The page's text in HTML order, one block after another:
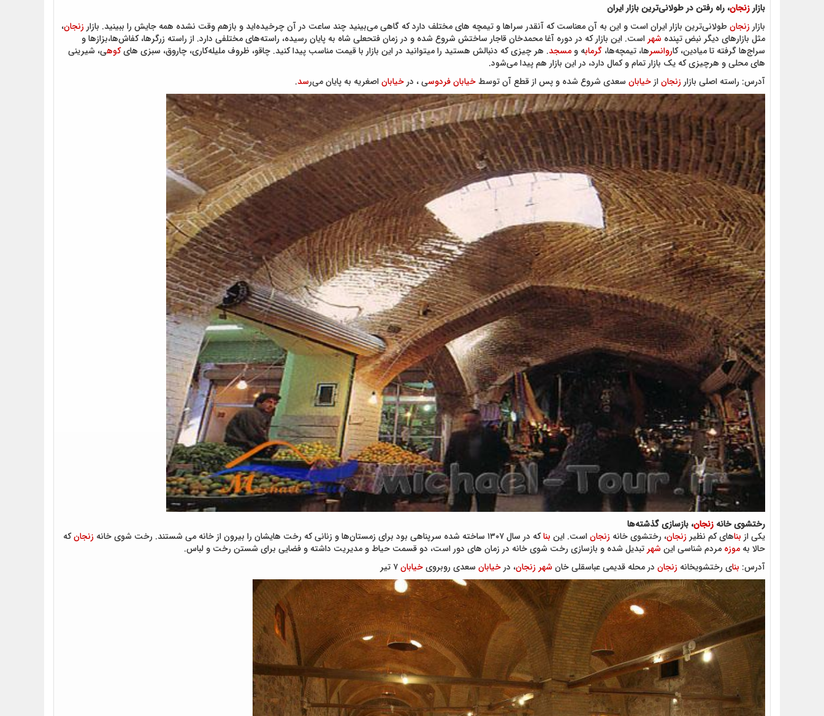
بازار زنجان، راه رفتن در طولانی‌ترین بازار ایران
بازار زنجان طولانی‌ترین بازار ایران است و این به آن معناست که آنقدر سراها و تیمچه های مختلف دارد که گاهی می‌بینید چند ساعت در آن چرخیده‌اید و بازهم وقت نشده همه جایش را ببینید. بازار زنجان،
مثل بازارهای دیگر نبض تپنده شهر است. این بازار که در دوره آغا محمدخان قاجار ساختش شروع شده و در زمان فتحعلی شاه به پایان رسیده، راسته‌های مختلفی دارد. از راسته زرگرها، کفاش‌ها،بزازها و
سراج‌ها گرفته تا میادین، کاروانسرها، تیمچه‌ها، گرمابه و مسجد. هر چیزی که دنبالش هستید را میتوانید در این بازار با قیمت مناسب پیدا کنید. چاقو، ظروف ملیله‌کاری، چاروق، سبزی هایکوهی، شیرینی
های محلی و هرچیزی که یک بازار تمام و کمال دارد، در این بازار هم پیدا می‌شود.
آدرس: راسته اصلی بازار زنجاناز خیابان سعدی شروع شده و پس از قطع آن توسط خیابانفردوسی ، در خیاباناصغریه به پایان می‌رسد.
رختشوی خانه زنجان، بازسازی گذشته‌ها
یکی از بناهای کم نظیر زنجان، رختشوی خانه زنجاناست. این بناکه در سال ۱۳۰۷ ساخته شده سرپناهی بود برای زمستان‌ها و زنانی که رخت هایشان را بیرون از خانه می شستند. رخت شوی خانه زنجانکه
حالا به موزه مردم شناسی اینشهر تبدیل شده و بازسازی رخت شوی خانه در زمان های دور است، دو قسمت حیاط و مدیریت داشته و فضایی برای شستن رخت و لباس.
آدرس: بنای رختشویخانه زنجان در محله قدیمی عباسقلی خانشهر زنجان، در خیابان سعدی روبرویخیابان